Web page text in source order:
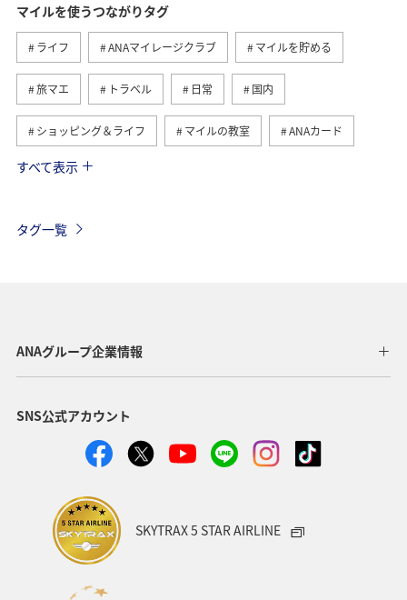
マイルを使うつながりタグ
ライフ ANAマイレージクラブ マイルを貯める
旅マエ トラベル 日常 国内
ショッピング＆ライフ マイルの教室 ANAカード
旅ナカ
AMC会員専用サービス ANAのオンラインショップ
ホテル 海外
プレミアムメンバー ANAの保険 夏 ツアー
ANAセレクション
歴史・文化・芸術
ブロンズサービス
すべて表示
タグ一覧
ANAグループ企業情報
SNS公式アカウント
SKYTRAX 5 STAR AIRLINE